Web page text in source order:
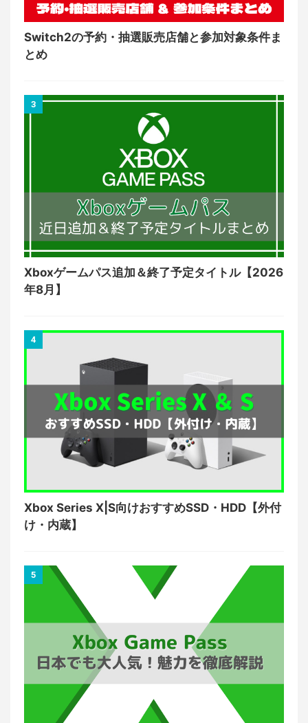
Switch2の予約・抽選販売店舗と参加対象条件ま
とめ
3
Xboxゲームパス追加＆終了予定タイトル【2026
年8月】
4
Xbox Series X|S向けおすすめSSD・HDD【外付
け・内蔵】
5